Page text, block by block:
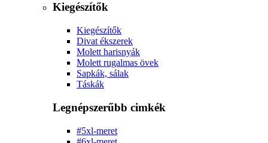
Kiegészítők
Kiegészítők
Divat ékszerek
Molett harisnyák
Molett rugalmas övek
Sapkák, sálak
Táskák
Legnépszerűbb cimkék
#5xl-meret